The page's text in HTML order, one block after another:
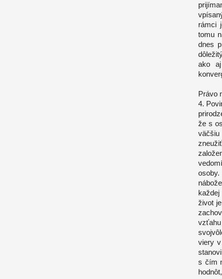
rámci
tomu
dnes
ako
Právo
4.
že s
život
viery
s čím